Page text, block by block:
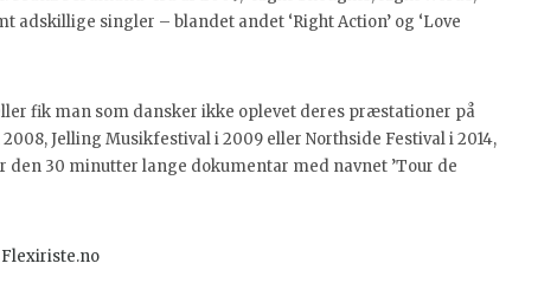
adskillige singler – blandet andet ‘Right Action’ og ‘Love
fik man som dansker ikke oplevet deres præstationer på
Jelling Musikfestival i 2009 eller Northside Festival i 2014,
den 30 minutter lange dokumentar med navnet ’Tour de
Flexiriste.no